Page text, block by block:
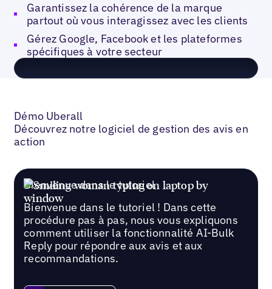
Garantissez la cohérence de la marque
partout où vous interagissez avec les clients
Gérez Google, Facebook et les plateformes
spécifiques à votre secteur
Démo Uberall
Découvrez notre logiciel de gestion des avis en
action
Bienvenue dans le tutoriel
Bienvenue dans le tutoriel ! Dans cette
procédure pas à pas, nous vous expliquons
comment utiliser la fonctionnalité AI-Bulk
Reply pour répondre aux avis et aux
recommandations.